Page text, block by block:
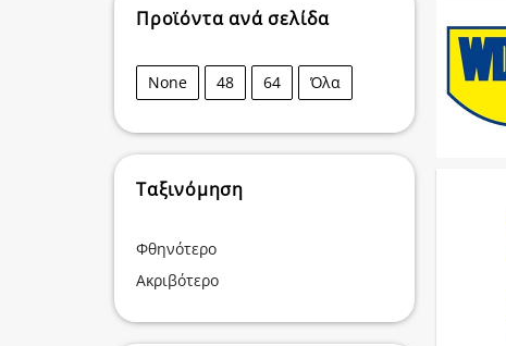
Προϊόντα ανά σελίδα
None 48 64 Όλα
Ταξινόμηση
Φθηνότερο
Ακριβότερο